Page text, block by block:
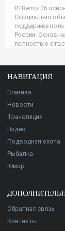
RFRemix 26
Официально
поддержке
России.
полностью
НАВИГАЦИЯ
Главная
Новости
Трансляция
Видео
Подводная охота
Рыбалка
Юмор
Обратная связь
Контакты